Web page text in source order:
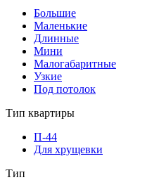
Большие
Маленькие
Длинные
Мини
Малогабаритные
Узкие
Под потолок
Тип квартиры
П-44
Для хрущевки
Тип